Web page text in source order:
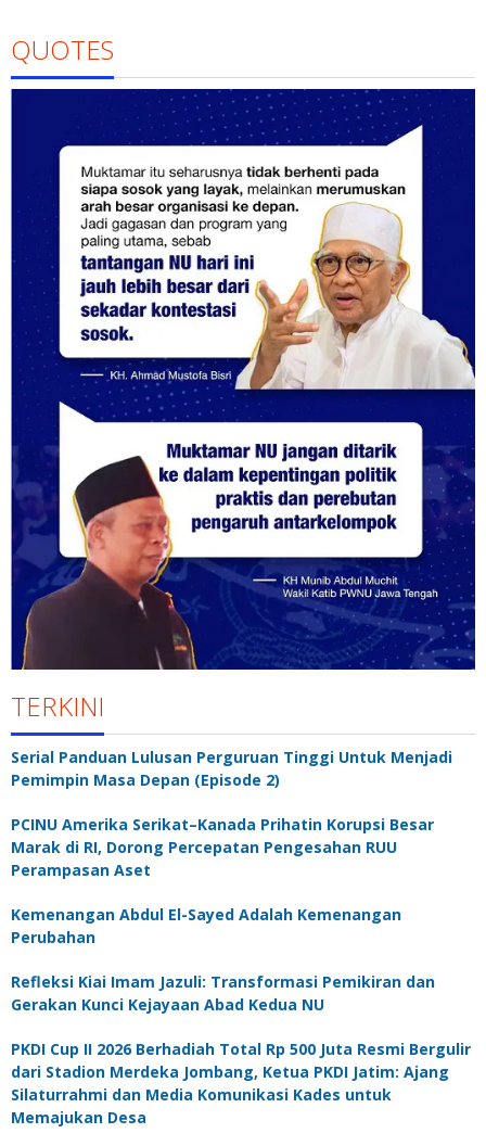
QUOTES
TERKINI
Serial Panduan Lulusan Perguruan Tinggi Untuk Menjadi
Pemimpin Masa Depan (Episode 2)
PCINU Amerika Serikat–Kanada Prihatin Korupsi Besar
Marak di RI, Dorong Percepatan Pengesahan RUU
Perampasan Aset
Kemenangan Abdul El-Sayed Adalah Kemenangan
Perubahan
Refleksi Kiai Imam Jazuli: Transformasi Pemikiran dan
Gerakan Kunci Kejayaan Abad Kedua NU
PKDI Cup II 2026 Berhadiah Total Rp 500 Juta Resmi Bergulir
dari Stadion Merdeka Jombang, Ketua PKDI Jatim: Ajang
Silaturrahmi dan Media Komunikasi Kades untuk
Memajukan Desa